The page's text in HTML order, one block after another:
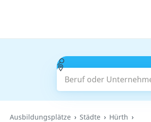
Beruf oder
Suchen
Ausbildungsplätze Städte
Hürth